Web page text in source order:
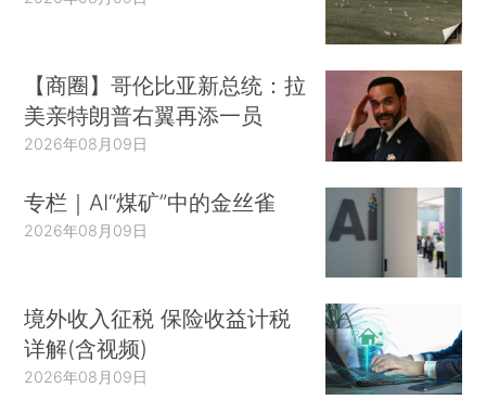
【商圈】哥伦比亚新总统：拉
美亲特朗普右翼再添一员
2026年08月09日
专栏｜AI“煤矿”中的金丝雀
2026年08月09日
境外收入征税 保险收益计税
详解(含视频)
2026年08月09日